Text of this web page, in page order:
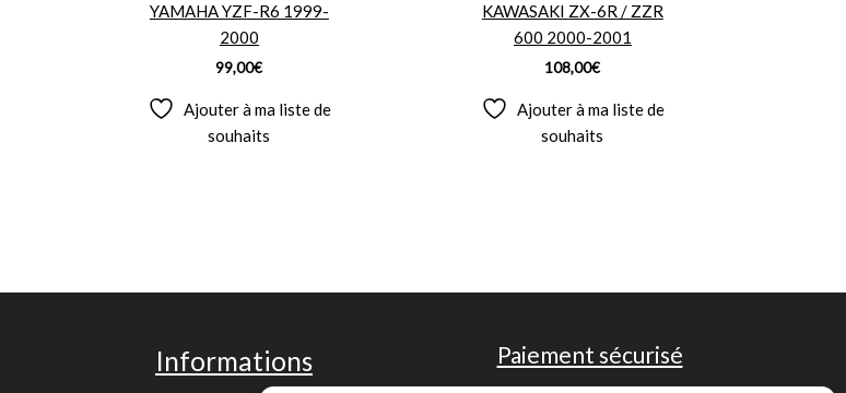
YAMAHA YZF-R6 1999-
2000
99,00€
Ajouter à ma liste de
souhaits
KAWASAKI ZX-6R / ZZR
600 2000-2001
108,00€
Ajouter à ma liste de
souhaits
Informations Paiement sécurisé